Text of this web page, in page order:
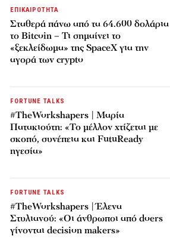
ΕΠΙΚΑΙΡΟΤΗΤΑ
Σταθερά πάνω από τα 64.600 δολάρια
το Bitcoin – Τι σημαίνει το
«ξεκλείδωμα» της SpaceX για την
αγορά των crypto
FORTUNE TALKS
#TheWorkshapers | Μαρία
Πατακιούτη: «Το μέλλον χτίζεται με
σκοπό, συνέπεια και FutuReady
ηγεσία»
FORTUNE TALKS
#TheWorkshapers | Έλενα
Στυλιανού: «Οι άνθρωποι από doers
γίνονται decision makers»